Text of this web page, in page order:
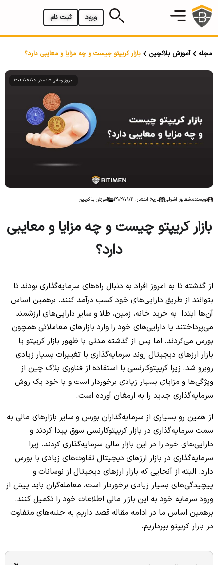
ثبت نام ورود
مجله آموزش بلاکچین بازار کریپتو چیست و چه مزایا و معایبی دارد؟
بروز رسانی شده در: 1404/07/06
نویسنده:شقایق اشرفی تاریخ انتشار: 1402/09/11 آموزش بلاکچین
بازار کریپتو چیست و چه مزایا و معایبی
دارد؟
از گذشته تا به امروز افراد به دنبال راه‌های سرمایه‌گذاری بودند تا
بتوانند از طریق دارایی‌های خود کسب درآمد کنند. برهمین اساس
آن‌ها ابتدا به خرید خانه، زمین، طلا و سایر دارایی‌های ارزشمند
می‌پرداختند یا دارایی‌های خود را وارد بازارهای معاملاتی همچون
بورس می‌کردند. اما پس از گذشته مدتی با ظهور بازار کریپتو یا
بازار ارزهای دیجیتال روند سرمایه‌گذاری با تغییرات بسیار زیادی
روبرو شد. زیرا کریپتوکارنسی با استفاده از فناوری بلاک چین از
ویژگی‌ها و مزایای بسیار زیادی برخوردار است و با خود یک روش
سرمایه‌گذاری جدید را به ارمغان آورده است.
از همین رو بسیاری از سرمایه‌گذاران بورس و سایر بازارهای مالی به
سمت سرمایه‌گذاری در بازار کریپتوکارنسی سوق پیدا کردند و
دارایی‌های خود را در این بازار مالی سرمایه‌گذاری کردند. زیرا
سرمایه‌گذاری در بازار ارزهای دیجیتال تفاوت‌های زیادی با بورس
دارد. البته از آنجایی که بازار ارزهای دیجیتال از نوسانات و
پیچیدگی‌های بسیار زیادی برخوردار است، معامله‌گران باید پیش از
ورود سرمایه خود به این بازار مالی اطلاعات خود را تکمیل کنند.
برهمین اساس ما در ادامه مقاله قصد داریم به جنبه‌های متفاوت
در بازار کریپتو بپردازیم.